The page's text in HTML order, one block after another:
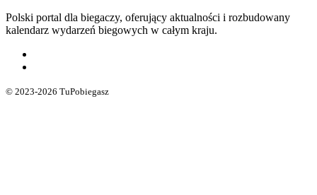
Polski portal dla biegaczy, oferujący aktualności i rozbudowany
kalendarz wydarzeń biegowych w całym kraju.
© 2023-2026 TuPobiegasz